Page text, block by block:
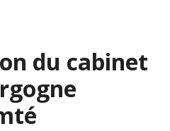
du cabinet